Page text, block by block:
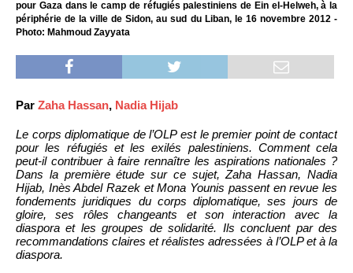
pour Gaza dans le camp de réfugiés palestiniens de Ein el-Helweh, à la
périphérie de la ville de Sidon, au sud du Liban, le 16 novembre 2012 -
Photo: Mahmoud Zayyata
Par Zaha Hassan, Nadia Hijab
Le corps diplomatique de l’OLP est le premier point de contact
pour les réfugiés et les exilés palestiniens. Comment cela
peut-il contribuer à faire rennaître les aspirations nationales ?
Dans la première étude sur ce sujet, Zaha Hassan, Nadia
Hijab, Inès Abdel Razek et Mona Younis passent en revue les
fondements juridiques du corps diplomatique, ses jours de
gloire, ses rôles changeants et son interaction avec la
diaspora et les groupes de solidarité. Ils concluent par des
recommandations claires et réalistes adressées à l’OLP et à la
diaspora.